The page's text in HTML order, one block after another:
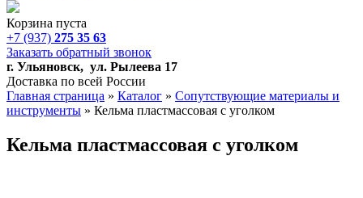
Корзина пуста
+7 (937) 275 35 63
Заказать обратный звонок
г. Ульяновск, ул. Рылеева 17
Доставка по всей России
Главная страница » Каталог » Сопутствующие материалы и
инструменты » Кельма пластмассовая с уголком
Кельма пластмассовая с уголком